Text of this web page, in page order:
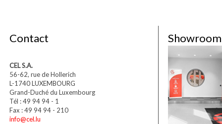
Contact
CEL S.A.
56-62, rue de Hollerich
L-1740 LUXEMBOURG
Grand-Duché du Luxembourg
Tél : 49 94 94 - 1
Fax : 49 94 94 - 210
info@cel.lu
Showroom